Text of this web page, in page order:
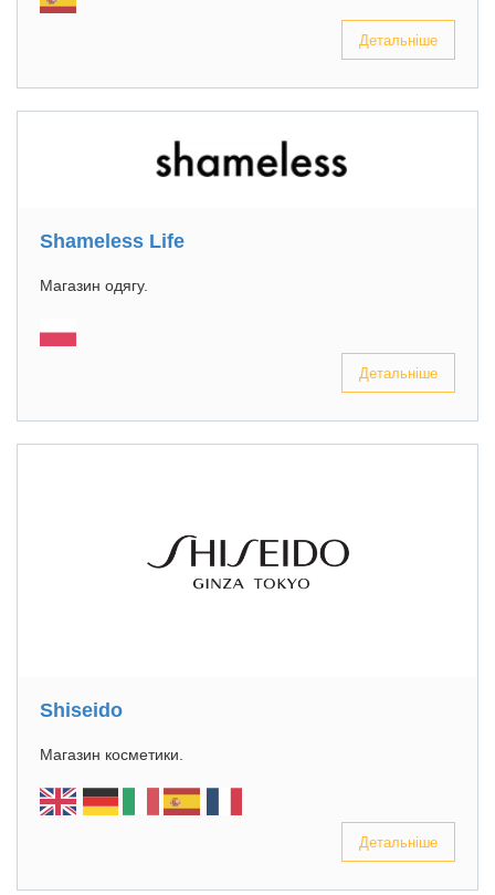
Детальніше
Shameless Life
Магазин одягу.
Детальніше
Shiseido
Магазин косметики.
Детальніше